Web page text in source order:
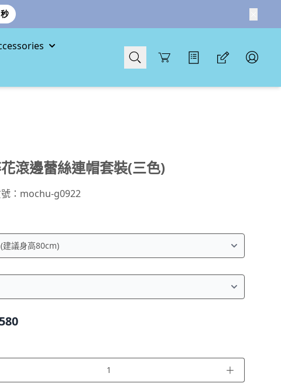
秒
Cart
滾邊蕾絲連帽套裝(三色)
： mochu-g0922
＋